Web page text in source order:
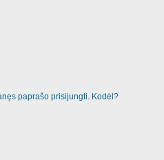
paprašo prisijungti. Kodėl?